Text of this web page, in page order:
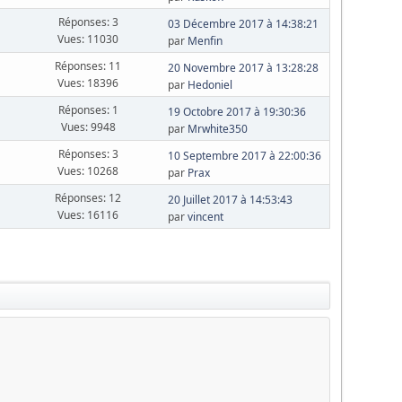
Réponses: 3
Vues: 11030
03 Décembre 2017 à 14:38:21
par Menfin
Réponses: 11
Vues: 18396
20 Novembre 2017 à 13:28:28
par Hedoniel
Réponses: 1
Vues: 9948
19 Octobre 2017 à 19:30:36
par Mrwhite350
Réponses: 3
Vues: 10268
10 Septembre 2017 à 22:00:36
par Prax
Réponses: 12
Vues: 16116
20 Juillet 2017 à 14:53:43
parvincent